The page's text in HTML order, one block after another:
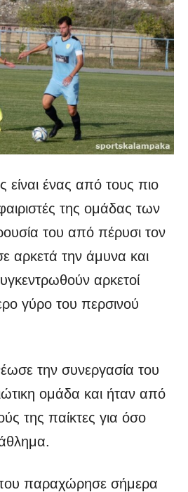
ένας από τους πιο
της ομάδας των
του από πέρυσι τον
αρκετά την άμυνα και
αρκετοί
γύρο του περσινού
την συνεργασία του
ομάδα και ήταν από
της παίκτες για όσο
παραχώρησε σήμερα